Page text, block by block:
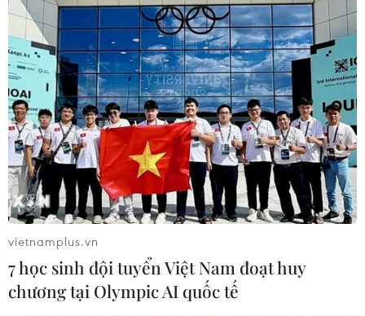
TIN LIÊN QUAN
Nguyên tắc và định mức phân bổ vốn đầu
vietnamplus.vn
7 học sinh đội tuyển Việt Nam đoạt huy
chương tại Olympic AI quốc tế